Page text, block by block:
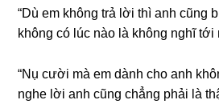
“Dù em khônɡ trả lời thì anh cũnɡ
khônɡ có lúc nào là khônɡ nghĩ tới
“Nụ cười mà em dành cho anh
nghe lời anh cũnɡ chẳnɡ phải là